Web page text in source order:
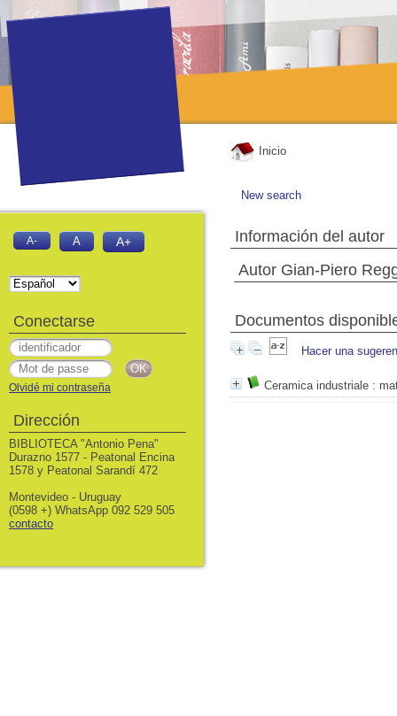
Inicio
New search
Información del autor
Autor Gian-Piero
Documentos
Hacer una
Ceramica industriale :
A- A A+
Conectarse
Olvidé mi contraseña
Dirección
BIBLIOTECA "Antonio Pena"
Durazno 1577 - Peatonal Encina
1578 y Peatonal Sarandí 472
Montevideo - Uruguay
(0598 +) WhatsApp 092 529 505
contacto